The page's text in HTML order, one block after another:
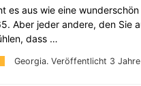
Georgia. Veröffentlicht 3
es aus wie eine
Aber jeder andere, den Sie
dass …